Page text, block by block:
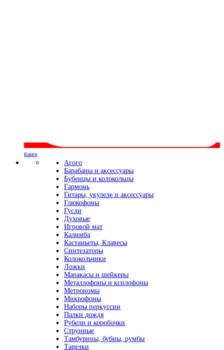
Книги
Агого
Барабаны и аксессуары
Бубенцы и колокольцы
Гармонь
Гитары, укулеле и аксессуары
Глюкофоны
Гусли
Духовые
Игровой мат
Калимба
Кастаньеты, Клавесы
Синтезаторы
Колокольчики
Ложки
Маракасы и шейкеры
Металлофоны и ксилофоны
Метрономы
Микрофоны
Наборы перкуссии
Палки дождя
Рубели и коробочки
Струнные
Тамбурины, бубны, румбы
Тарелки